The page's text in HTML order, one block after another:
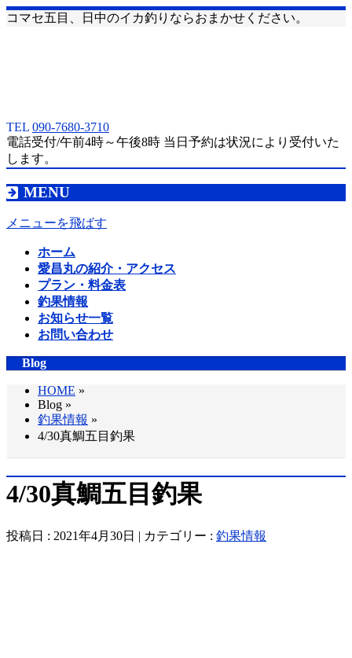
コマセ五目、日中のイカ釣りならおまかせください。
TEL 090-7680-3710
電話受付/午前4時～午後8時 当日予約は状況により受付いた
します。
MENU
メニューを飛ばす
ホーム
愛昌丸の紹介・アクセス
プラン・料金表
釣果情報
お知らせ一覧
お問い合わせ
Blog
HOME »
Blog »
釣果情報 »
4/30真鯛五目釣果
4/30真鯛五目釣果
投稿日 : 2021年4月30日 | カテゴリー : 釣果情報